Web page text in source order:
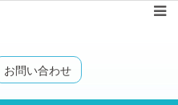
お問い合わせ